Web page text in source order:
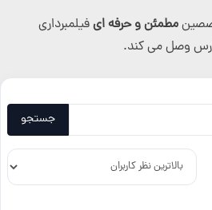
مطمئن و حرفه ایفیلمبرداری
وصل می کند.
جستجو